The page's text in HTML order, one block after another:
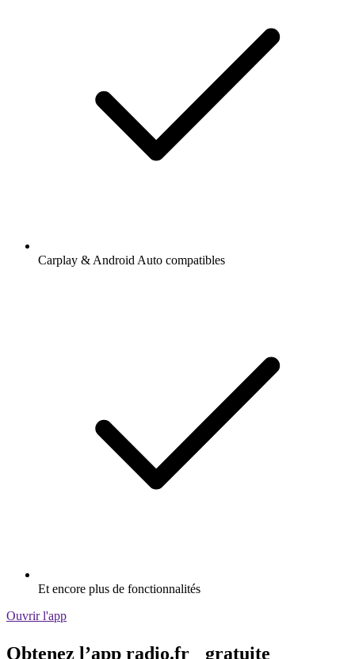
Carplay & Android Auto compatibles
Et encore plus de fonctionnalités
Ouvrir l'app
Obtenez l’app radio.fr gratuite